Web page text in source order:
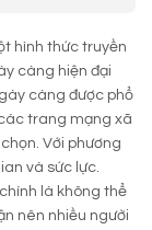
hình thức truyền
càng hiện đại
càng được phổ
trang mạng xã
Với phương
và sức lực.
là không thể
nên nhiều người